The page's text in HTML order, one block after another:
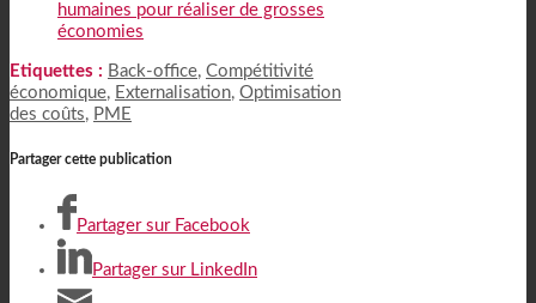
humaines pour réaliser de grosses
économies
Etiquettes : Back-office, Compétitivité
économique, Externalisation, Optimisation
des coûts, PME
Partager cette publication
Partager sur Facebook
Partager sur LinkedIn